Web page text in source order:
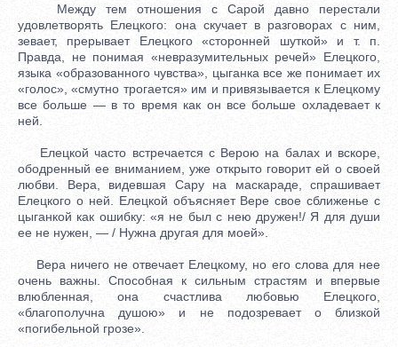
Между тем отношения с Сарой давно перестали
удовлетворять Елецкого: она скучает в разговорах с ним,
зевает, прерывает Елецкого «сторонней шуткой» и т. п.
Правда, не понимая «невразумительных речей» Елецкого,
языка «образованного чувства», цыганка все же понимает их
«голос», «смутно трогается» им и привязывается к Елецкому
все больше — в то время как он все больше охладевает к
ней.
Елецкой часто встречается с Верою на балах и вскоре,
ободренный ее вниманием, уже открыто говорит ей о своей
любви. Вера, видевшая Сару на маскараде, спрашивает
Елецкого о ней. Елецкой объясняет Вере свое сближенье с
цыганкой как ошибку: «я не был с нею дружен!/ Я для души
ее не нужен, — / Нужна другая для моей».
Вера ничего не отвечает Елецкому, но его слова для нее
очень важны. Способная к сильным страстям и впервые
влюбленная, она счастлива любовью Елецкого,
«благополучна душою» и не подозревает о близкой
«погибельной грозе».